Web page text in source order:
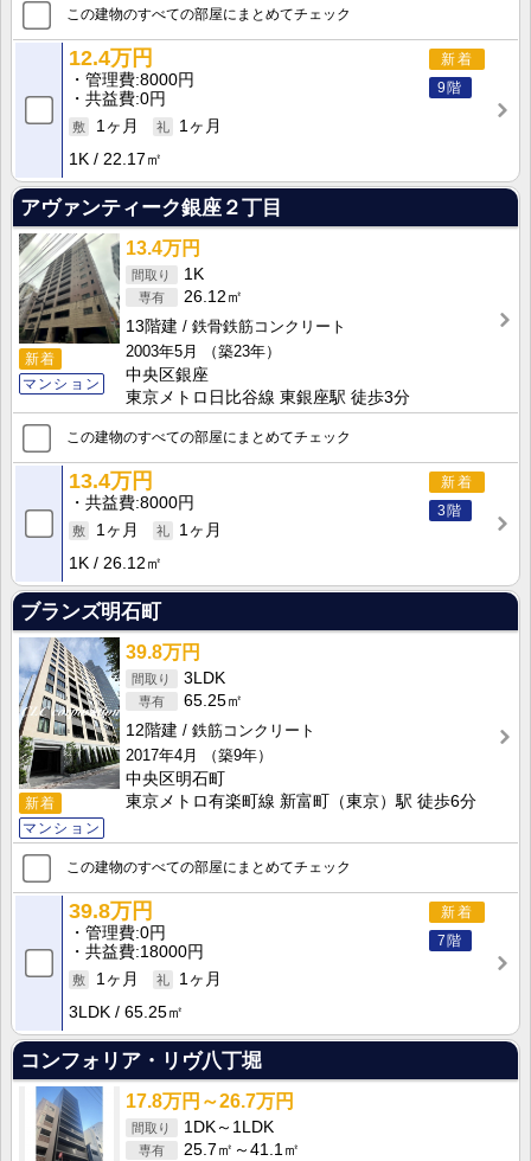
この建物のすべての部屋にまとめてチェック
新着
9階
12.4万円
管理費 8000円
共益費 0円
1ヶ月
1ヶ月
1K
22.17㎡
アヴァンティーク銀座２丁目
新着
マンション
13.4万円
1K
26.12㎡
13階建
鉄骨鉄筋コンクリート
2003年5月
（築23年）
中央区銀座
東京メトロ日比谷線 東銀座駅 徒歩3分
この建物のすべての部屋にまとめてチェック
新着
3階
13.4万円
共益費 8000円
1ヶ月
1ヶ月
1K
26.12㎡
ブランズ明石町
新着
マンション
39.8万円
3LDK
65.25㎡
12階建
鉄筋コンクリート
2017年4月
（築9年）
中央区明石町
東京メトロ有楽町線 新富町（東京）駅 徒歩6分
この建物のすべての部屋にまとめてチェック
新着
7階
39.8万円
管理費 0円
共益費 18000円
1ヶ月
1ヶ月
3LDK
65.25㎡
コンフォリア・リヴ八丁堀
17.8万円～26.7万円
1DK～1LDK
25.7㎡～41.1㎡